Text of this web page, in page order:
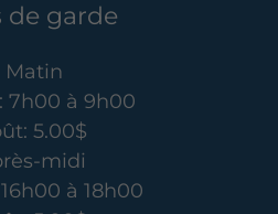
de garde
Matin
7h00 à 9h00
5.00$
midi
à 18h00